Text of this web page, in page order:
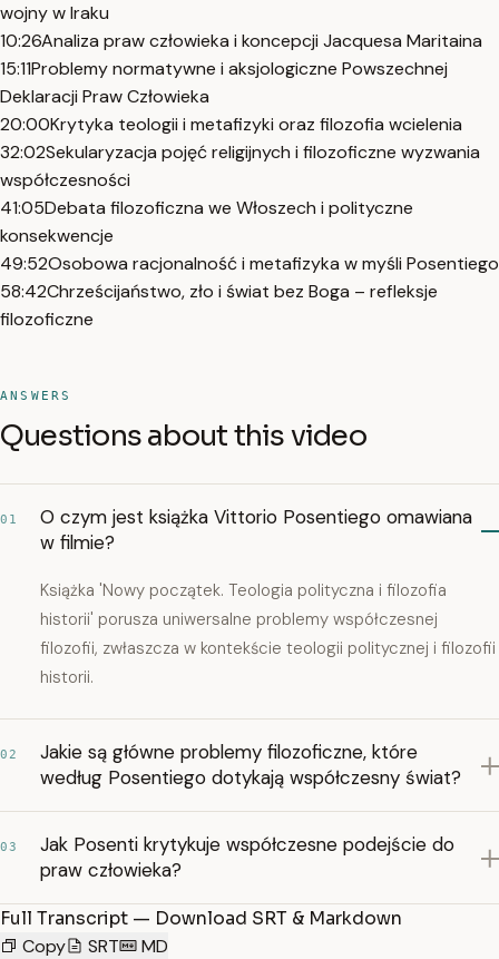
wojny w Iraku
10:26Analiza praw człowieka i koncepcji Jacquesa Maritaina
15:11Problemy normatywne i aksjologiczne Powszechnej
Deklaracji Praw Człowieka
20:00Krytyka teologii i metafizyki oraz filozofia wcielenia
32:02Sekularyzacja pojęć religijnych i filozoficzne wyzwania
współczesności
41:05Debata filozoficzna we Włoszech i polityczne
konsekwencje
49:52Osobowa racjonalność i metafizyka w myśli Posentiego
58:42Chrześcijaństwo, zło i świat bez Boga – refleksje
filozoficzne
ANSWERS
Questions about this video
01
O czym jest książka Vittorio Posentiego omawiana
w filmie?
Książka 'Nowy początek. Teologia polityczna i filozofia
historii' porusza uniwersalne problemy współczesnej
filozofii, zwłaszcza w kontekście teologii politycznej i filozofii
historii.
02
Jakie są główne problemy filozoficzne, które
według Posentiego dotykają współczesny świat?
03
Jak Posenti krytykuje współczesne podejście do
praw człowieka?
Full Transcript — Download SRT & Markdown
Copy
SRT MD